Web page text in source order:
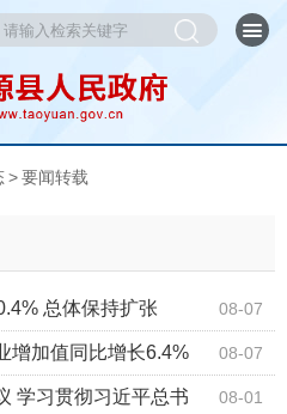
> 要闻转载
08-07
总体保持扩张
08-07
增加值同比增长6.4%
08-01
学习贯彻习近平总书